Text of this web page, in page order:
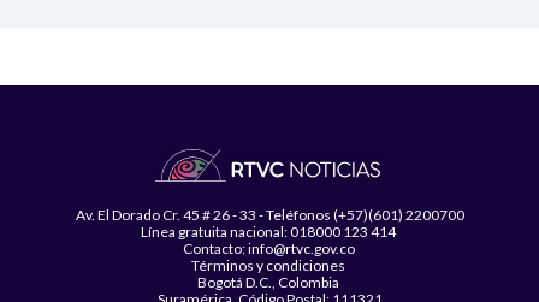
Av. El Dorado Cr. 45 # 26 - 33 - Teléfonos (+57)(601) 2200700
Línea gratuita nacional: 018000 123 414
Contacto: info@rtvc.gov.co
Términos y condiciones
Bogotá D.C., Colombia